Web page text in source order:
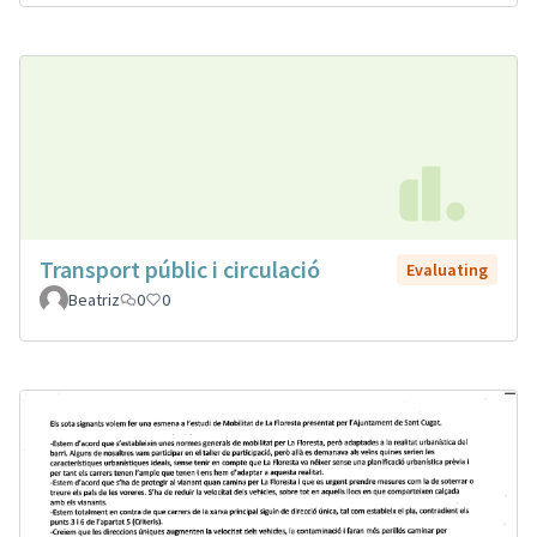
Transport públic i circulació
Evaluating
Beatriz
0 0